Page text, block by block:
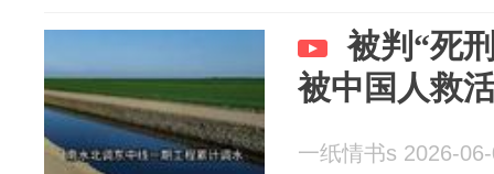
被判“死
被中国人救
一纸情书s 2026-